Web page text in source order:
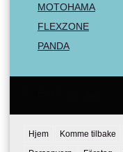
MOTOHAMA
FLEXZONE
PANDA
Hjem Komme tilbake